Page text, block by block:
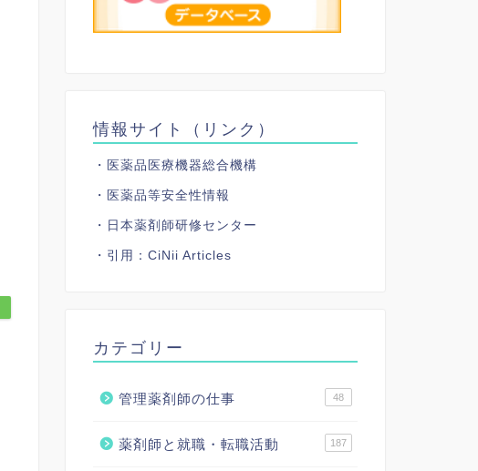
情報サイト（リンク）
・医薬品医療機器総合機構
・医薬品等安全性情報
・日本薬剤師研修センター
・引用： CiNii Articles
カテゴリー
管理薬剤師の仕事 48
薬剤師と就職・転職活動 187